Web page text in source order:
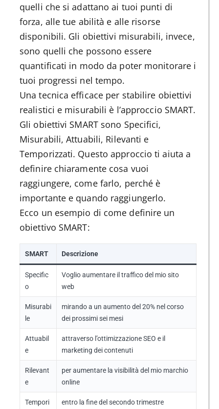
quelli che si adattano ai tuoi punti di
forza, alle tue abilità e alle risorse
disponibili. Gli obiettivi misurabili, invece,
sono quelli che possono essere
quantificati in modo da poter monitorare i
tuoi progressi nel tempo.
Una tecnica efficace per stabilire obiettivi
realistici e misurabili è l’approccio SMART.
Gli obiettivi SMART sono Specifici,
Misurabili, Attuabili, Rilevanti e
Temporizzati. Questo approccio ti aiuta a
definire chiaramente cosa vuoi
raggiungere, come farlo, perché è
importante e quando raggiungerlo.
Ecco un esempio di come definire un
obiettivo SMART:
SMART Descrizione
Specific
o
Voglio aumentare il traffico del mio sito
web
Misurabi
le
mirando a un aumento del 20% nel corso
dei prossimi sei mesi
Attuabil
e
attraverso l’ottimizzazione SEO e il
marketing dei contenuti
Rilevant
e
per aumentare la visibilità del mio marchio
online
Tempori
entro la fine del secondo trimestre